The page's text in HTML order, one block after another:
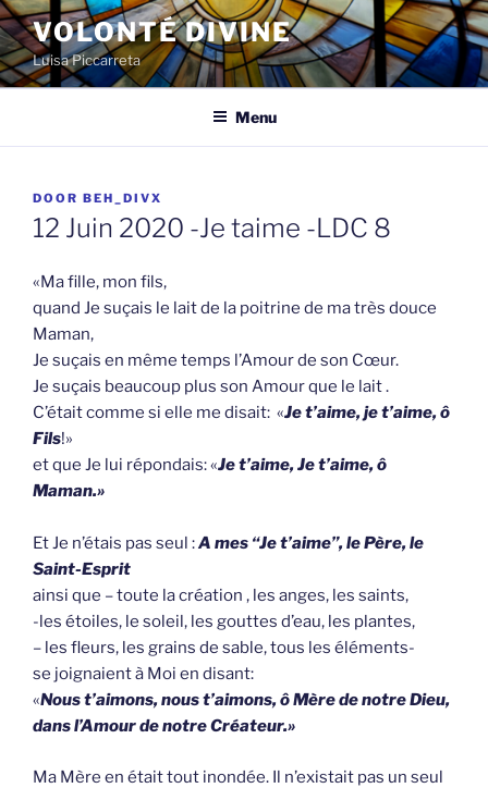
Spring
naar
de
inhoud
VOLONTÉ DIVINE
Luisa Piccarreta
Menu
GEPLAATST
OP
DOOR BEH_DIVX
12 Juin 2020 -Je taime -LDC 8
«Ma fille, mon fils,
quand Je suçais le lait de la poitrine de ma très douce
Maman,
Je suçais en même temps l’Amour de son Cœur.
Je suçais beaucoup plus son Amour que le lait .
C’était comme si elle me disait: «Je t’aime, je t’aime, ô
Fils!»
et que Je lui répondais: «Je t’aime, Je t’aime, ô
Maman.»
Et Je n’étais pas seul :A mes “Je t’aime”, le Père, le
Saint-Esprit
ainsi que – toute la création , les anges, les saints,
-les étoiles, le soleil, les gouttes d’eau, les plantes,
– les fleurs, les grains de sable, tous les éléments-
se joignaient à Moi en disant:
«Nous t’aimons, nous t’aimons, ô Mère de notre Dieu,
dans l’Amour de notre Créateur.»
Ma Mère en était tout inondée. Il n’existait pas un seul